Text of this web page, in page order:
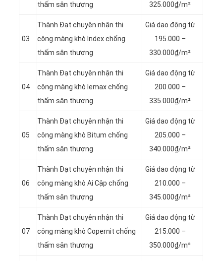
thấm sân thượng
325.000₫/m²
03
Thành Đạt chuyên nhận thi
công màng khò Index chống
thấm sân thượng
Giá dao động từ
195.000 –
330.000₫/m²
04
Thành Đạt chuyên nhận thi
công màng khò lemax chống
thấm sân thượng
Giá dao động từ
200.000 –
335.000₫/m²
05
Thành Đạt chuyên nhận thi
công màng khò Bitum chống
thấm sân thượng
Giá dao động từ
205.000 –
340.000₫/m²
06
Thành Đạt chuyên nhận thi
công màng khò Ai Cập chống
thấm sân thượng
Giá dao động từ
210.000 –
345.000₫/m²
07
Thành Đạt chuyên nhận thi
công màng khò Copernit chống
thấm sân thượng
Giá dao động từ
215.000 –
350.000₫/m²